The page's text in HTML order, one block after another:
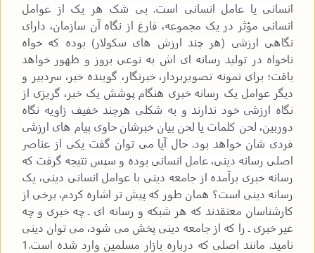
انسانی یا عامل انسانی است. بی شک هر یک از عوامل
انسانی مؤثر در یک مجموعه، فارغ از نگاه آن سازمان، دارای
نگاهی ارزشی (هر چند ارزش های سکولار) بوده که خواه
ناخواه در تولید رسانه ای اش به نوعی بروز و ظهور خواهد
یافت؛ برای نمونه تصویربردار، خبرنگار، گوینده خبر، سردبیر و
دیگر عوامل یک رسانه خبری هنگام پوشش یک خبر، گریزی از
نگاه ارزشی خود ندارند و به شکلی هرچند خفیف زاویه نگاه
دوربین، لحن کلمات یا لحن بیان خبرشان حاوی پیام های ارزشی
فردی شان خواهد بود. حال آیا می توان گفت یکی از عناصر
اصلی رسانه دینی، عامل انسانی بوده و سپس نتیجه گرفت که
رسانه خبری برآمده از جامعه دینی با عوامل انسانی دینی، یک
رسانه دینی است؟ همان طور که پیش تر اشاره کردم، برخی از
کارشناسان معتقدند که هر شبکه و رسانه ای ـ چه خبری و چه
غیر خبری ـ را که از جامعه دینی پخش می شود، می توان دینی
نامید. مانند اصلی که درباره بازار مسلمین وارد شده است.1